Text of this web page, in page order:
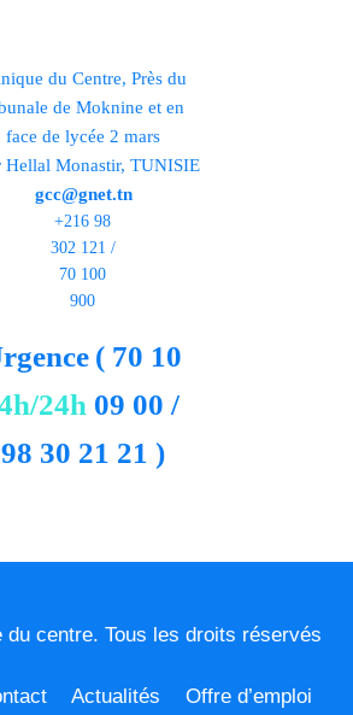
du Centre, Près du
de Moknine et en
face de lycée 2 mars
Hellal Monastir, TUNISIE
gcc@gnet.tn
+216 98
302 121 /
70 100
900
24h
( 70 10
09 00 /
98 30 21 21 )
centre. Tous les droits réservés
Actualités Offre d’emploi